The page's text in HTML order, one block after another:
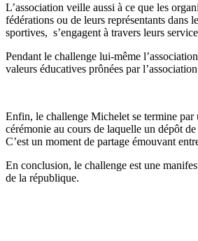
L’association veille aussi à ce que les
fédérations ou de leurs représentants dans
sportives, s’engagent à travers leurs
Pendant le challenge lui-même
valeurs éducatives prônées par
Enfin, le challenge Michelet se termine par
cérémonie au cours de laquelle un dépôt
C’est un moment de partage émouvant
En conclusion, le challenge est une
de la république.